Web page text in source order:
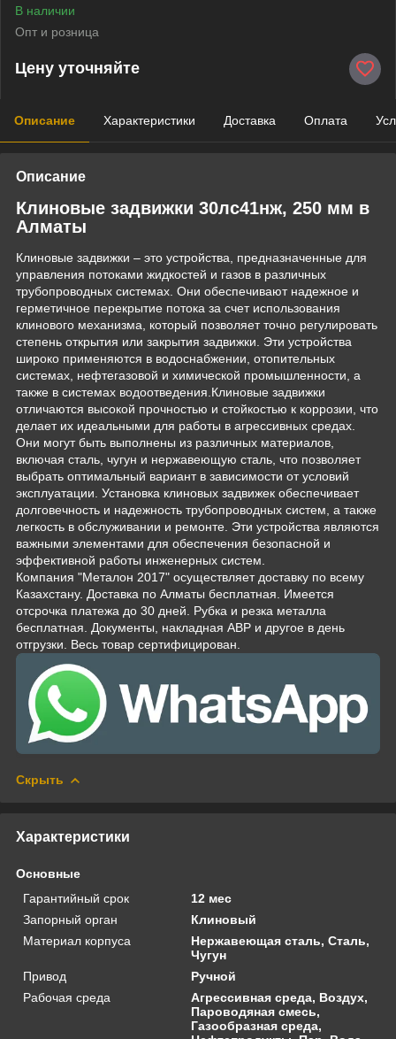
В наличии
Опт и розница
Цену уточняйте
Описание Характеристики Доставка Оплата
Описание
Клиновые задвижки 30лс41нж, 250 мм в
Алматы
Клиновые задвижки – это устройства, предназначенные для
управления потоками жидкостей и газов в различных
трубопроводных системах. Они обеспечивают надежное и
герметичное перекрытие потока за счет использования
клинового механизма, который позволяет точно регулировать
степень открытия или закрытия задвижки. Эти устройства
широко применяются в водоснабжении, отопительных
системах, нефтегазовой и химической промышленности, а
также в системах водоотведения.Клиновые задвижки
отличаются высокой прочностью и стойкостью к коррозии, что
делает их идеальными для работы в агрессивных средах.
Они могут быть выполнены из различных материалов,
включая сталь, чугун и нержавеющую сталь, что позволяет
выбрать оптимальный вариант в зависимости от условий
эксплуатации. Установка клиновых задвижек обеспечивает
долговечность и надежность трубопроводных систем, а также
легкость в обслуживании и ремонте. Эти устройства являются
важными элементами для обеспечения безопасной и
эффективной работы инженерных систем.
Компания "Металон 2017" осуществляет доставку по всему
Казахстану. Доставка по Алматы бесплатная. Имеется
отсрочка платежа до 30 дней. Рубка и резка металла
бесплатная. Документы, накладная АВР и другое в день
отгрузки. Весь товар сертифицирован.
Скрыть
Характеристики
Основные
Гарантийный срок
12 мес
Запорный орган
Клиновый
Материал корпуса
Нержавеющая сталь, Сталь,
Чугун
Привод
Ручной
Рабочая среда
Агрессивная среда, Воздух,
Пароводяная смесь,
Газообразная среда,